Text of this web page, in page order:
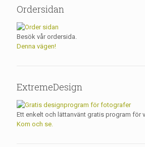
Ordersidan
Besök vår ordersida.
Denna vägen!
ExtremeDesign
Ett enkelt och lättanvänt gratis program för
Kom och se.